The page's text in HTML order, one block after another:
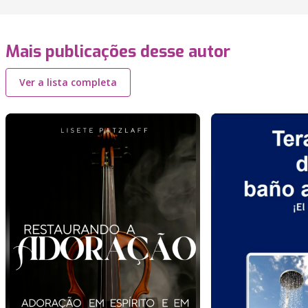
Mais publicações desse autor
Ver a lista completa